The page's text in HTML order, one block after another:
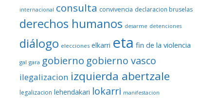
internacional consulta convivencia declaracion bruselas
derechos humanos desarme detenciones
diálogo elecciones elkarri eta fin de la violencia
gal gara gobierno gobierno vasco
ilegalizacion izquierda abertzale
legalizacion lehendakari lokarri manifestacion